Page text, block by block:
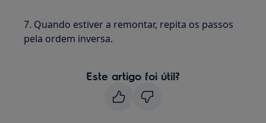
7. Quando estiver a remontar, repita os passos
pela ordem inversa.
Este artigo foi útil?